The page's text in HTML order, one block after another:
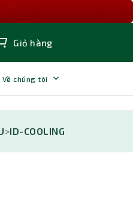
Giỏ hàng
Về chúng tôi
>ID-COOLING